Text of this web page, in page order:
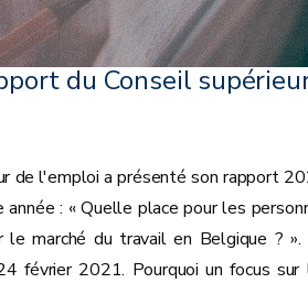
du Conseil
de l'emploi a présenté son rapport
: « Quelle place pour les
le marché du travail en Belgique ? ».
février 2021. Pourquoi un focus sur